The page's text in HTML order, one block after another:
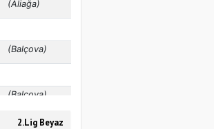
2.Lig Beyaz